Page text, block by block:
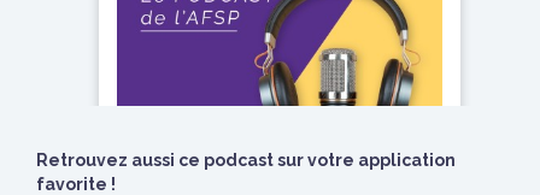
Retrouvez aussi ce podcast sur votre application
favorite !